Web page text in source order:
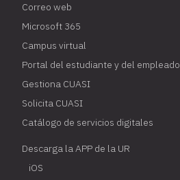
Correo web
Microsoft 365
Campus virtual
Portal del estudiante y del empleado
Gestiona CUASI
Solicita CUASI
Catálogo de servicios digitales
Descarga la APP de la UR
iOS